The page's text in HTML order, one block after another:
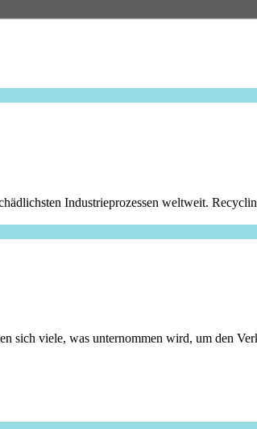
Industrieprozessen weltweit.
sich viele, was unternommen wird, um den